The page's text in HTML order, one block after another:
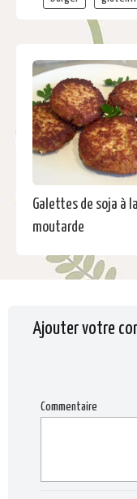
Galettes de soja à la
moutarde
Ajouter votre
Commentaire